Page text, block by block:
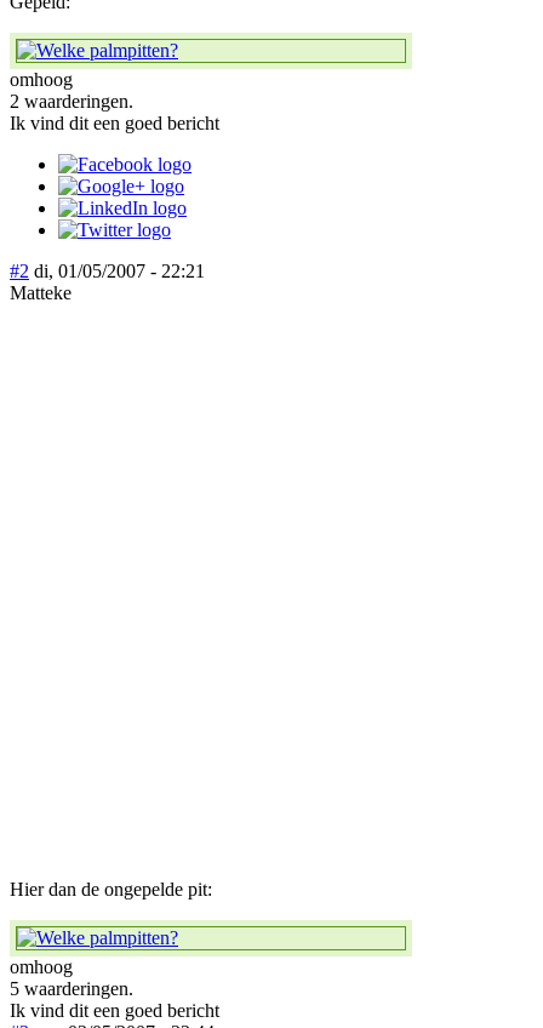
omhoog
2 waarderingen.
Ik vind dit een goed bericht
#2 di, 01/05/2007 - 22:21
Matteke
Hier dan de ongepelde pit:
omhoog
5 waarderingen.
Ik vind dit een goed bericht